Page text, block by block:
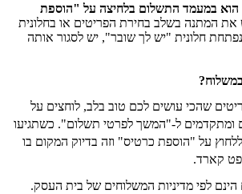
הוא במעמד התשלום בלחיצה על "הוספת
את המתנה בשלב בחירת הפריטים או בחלונית
חלונית "יש לך שובר", יש לסגור אותה
שהכי עושים לכם טוב בלב, לוחצים על
ומתקדמים ל-"המשך לפרטי תשלום". כשתגיעו
על "הוספת כרטיס" וזה בדיוק המקום בו
קארד.
הינם לפי מדיניות המשלוחים של בית העסק.